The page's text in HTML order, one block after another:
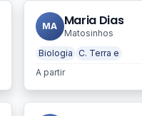
MA Maria Dias
Matosinhos
Biologia
C. Terra e
A partir